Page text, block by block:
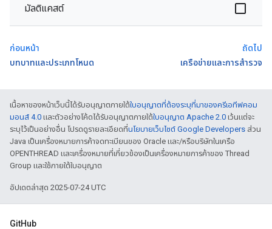
มัลติแคสต์
ก่อนหน้า
บทบาทและประเภทโหนด
ถัดไป
เครือข่ายและการสํารวจ
เนื้อหาของหน้าเว็บนี้ได้รับอนุญาตภายใต้ใบอนุญาตที่ต้องระบุที่มาของครีเอทีฟคอม
มอนส์ 4.0 และตัวอย่างโค้ดได้รับอนุญาตภายใต้ใบอนุญาต Apache 2.0 เว้นแต่จะ
ระบุไว้เป็นอย่างอื่น โปรดดูรายละเอียดที่นโยบายเว็บไซต์ Google Developers ส่วน
Java เป็นเครื่องหมายการค้าจดทะเบียนของ Oracle และ/หรือบริษัทในเครือ
OPENTHREAD และเครื่องหมายที่เกี่ยวข้องเป็นเครื่องหมายการค้าของ Thread
Group และใช้ภายใต้ใบอนุญาต
อัปเดตล่าสุด 2025-07-24 UTC
GitHub